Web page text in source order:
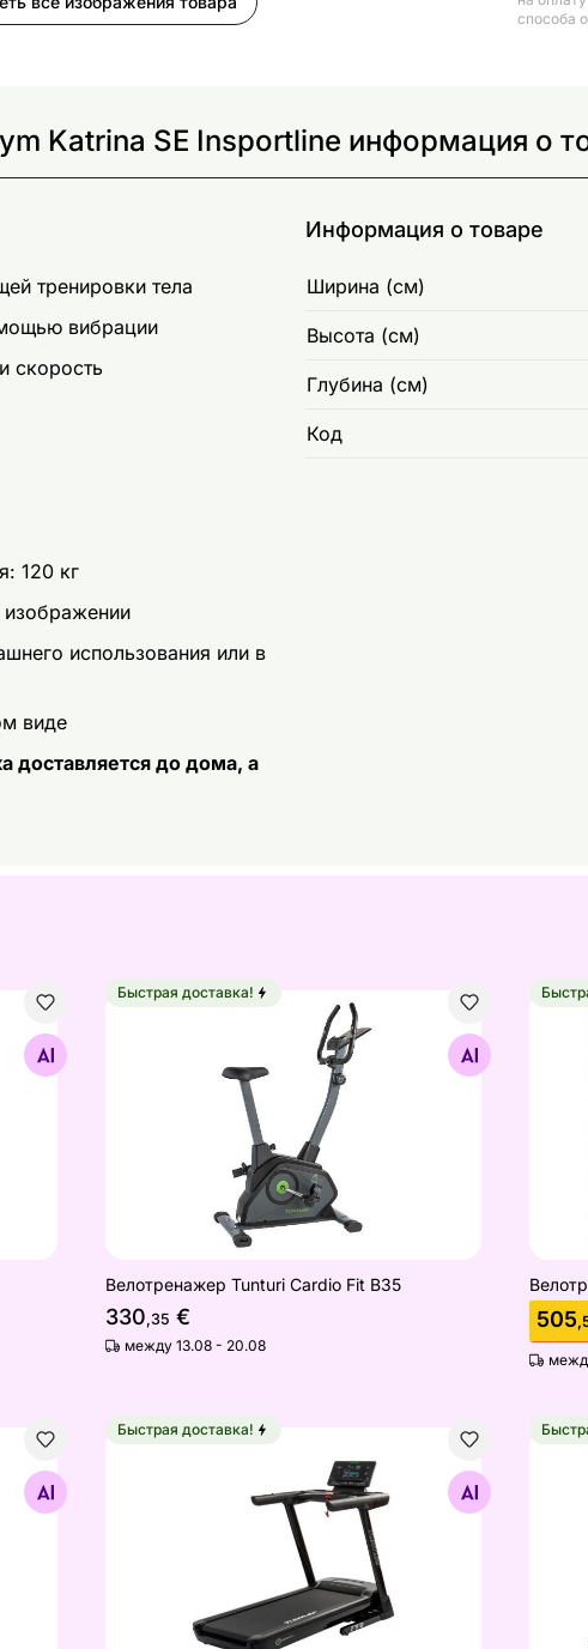
способа
Katrina SE Insportline информация о
тренировки тела
вибрации
скорость
120 кг
использования или в
виде
доставляется до дома, а
Информация о товаре
Ширина (см)
Высота (см)
Глубина (см)
Код
Велотренажер Tunturi Cardio Fit B35
Найдите похожие
Быстрая доставка!
Велотренажер Tunturi Cardio Fit B35
330,35 €
между 13.08 - 20.08
505
S Беговая дорожка Tunturi Endurance T90 Treadmill
Найдите похожие
Быстрая доставка!